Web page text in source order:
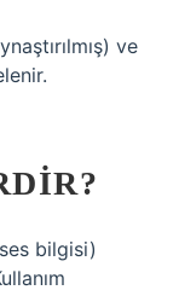
ve
bilgisi)